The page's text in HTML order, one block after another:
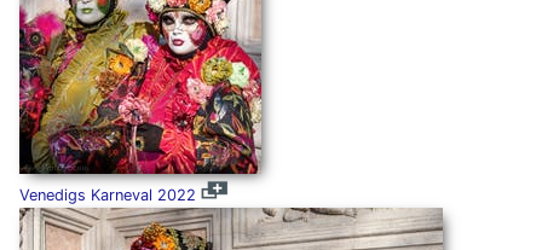
Venedigs Karneval 2022